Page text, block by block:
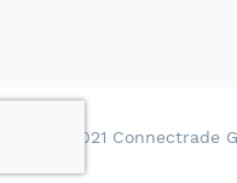
© 2021 Connectrade